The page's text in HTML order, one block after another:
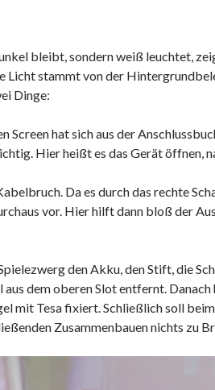
bleibt, sondern weiß leuchtet,
Licht stammt von der
Dinge:
Screen hat sich aus der
Hier heißt es das Gerät öffnen,
Da es durch das rechte
vor. Hier hilft dann bloß der
den Akku, den Stift, die
dem oberen Slot entfernt. Danach
mit Tesa fixiert. Schließlich soll beim
Zusammenbauen nichts zu